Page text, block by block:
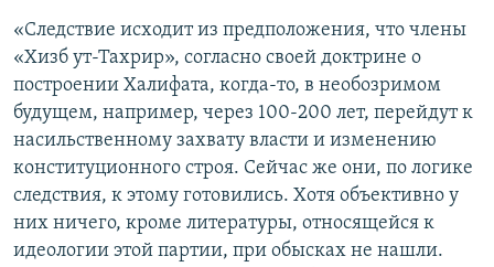
«Следствие исходит из предположения, что члены
«Хизб ут-Тахрир», согласно своей доктрине о
построении Халифата, когда-то, в необозримом
будущем, например, через 100-200 лет, перейдут к
насильственному захвату власти и изменению
конституционного строя. Сейчас же они, по логике
следствия, к этому готовились. Хотя объективно у
них ничего, кроме литературы, относящейся к
идеологии этой партии, при обысках не нашли.